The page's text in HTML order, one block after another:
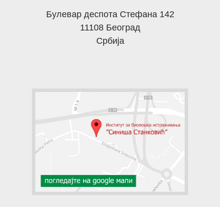
Булевар деспота Стефана 142
11108 Београд
Србија